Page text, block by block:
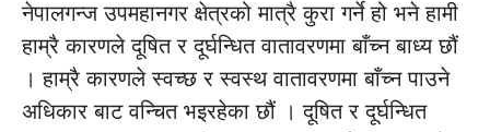
नेपालगन्ज उपमहानगर क्षेत्रको मात्रै कुरा गर्ने हो भने हामी
हाम्रै कारणले दूषित र दूर्घन्धित वातावरणमा बाँच्न बाध्य छौं
। हाम्रै कारणले स्वच्छ र स्वस्थ वातावरणमा बाँच्न पाउने
अधिकार बाट वन्चित भइरहेका छौं । दूषित र दूर्घन्धित